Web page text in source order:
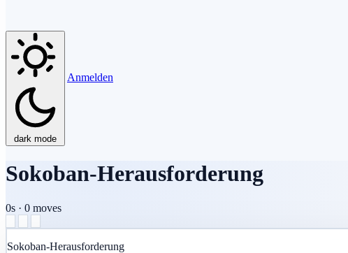
dark mode
Anmelden
Sokoban-Herausforderung
0s · 0 moves
Sokoban-Herausforderung